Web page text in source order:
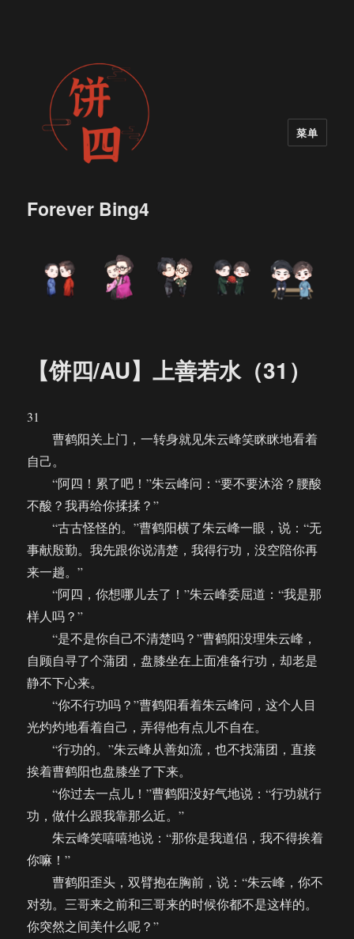
Forever Bing4
菜单
【饼四/AU】上善若水（31）
31
曹鹤阳关上门，一转身就见朱云峰笑眯眯地看着
自己。
“阿四！累了吧！”朱云峰问：“要不要沐浴？腰酸
不酸？我再给你揉揉？”
“古古怪怪的。”曹鹤阳横了朱云峰一眼，说：“无
事献殷勤。我先跟你说清楚，我得行功，没空陪你再
来一趟。”
“阿四，你想哪儿去了！”朱云峰委屈道：“我是那
样人吗？”
“是不是你自己不清楚吗？”曹鹤阳没理朱云峰，
自顾自寻了个蒲团，盘膝坐在上面准备行功，却老是
静不下心来。
“你不行功吗？”曹鹤阳看着朱云峰问，这个人目
光灼灼地看着自己，弄得他有点儿不自在。
“行功的。”朱云峰从善如流，也不找蒲团，直接
挨着曹鹤阳也盘膝坐了下来。
“你过去一点儿！”曹鹤阳没好气地说：“行功就行
功，做什么跟我靠那么近。”
朱云峰笑嘻嘻地说：“那你是我道侣，我不得挨着
你嘛！”
曹鹤阳歪头，双臂抱在胸前，说：“朱云峰，你不
对劲。三哥来之前和三哥来的时候你都不是这样的。
你突然之间美什么呢？”